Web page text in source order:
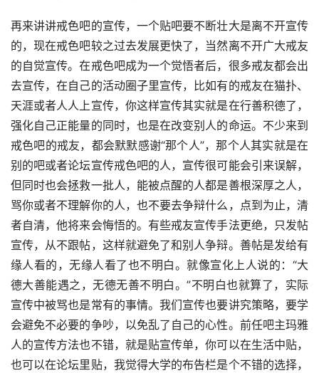
再来讲讲戒色吧的宣传，一个贴吧要不断壮大是离不开宣传
的，现在戒色吧较之过去发展更快了，当然离不开广大戒友
的自觉宣传。在戒色吧成为一个觉悟者后，很多戒友都会出
去宣传，在自己的活动圈子里宣传，比如有的戒友在猫扑、
天涯或者人人上宣传，你这样宣传其实就是在行善积德了，
强化自己正能量的同时，也是在改变别人的命运。不少来到
戒色吧的戒友，都会默默感谢“那个人”，那个人其实就是在
别的吧或者论坛宣传戒色吧的人，宣传很可能会引来误解，
但同时也会拯救一批人，能被点醒的人都是善根深厚之人，
骂你或者不理解你的人，也不要去争辩什么，点到为止，清
者自清，他将来会悔悟的。有些戒友宣传手法更绝，只发帖
宣传，从不跟帖，这样就避免了和别人争辩。善帖是发给有
缘人看的，无缘人看了也不明白。就像宣化上人说的：“大
德大善能遇之，无德无善不明白。”不明白也就算了，实际
宣传中被骂也是常有的事情。我们宣传也要讲究策略，要学
会避免不必要的争吵，以免乱了自己的心性。前任吧主玛雅
人的宣传方法也不错，就是贴宣传单，你可以在生活中贴，
也可以在论坛里贴，我觉得大学的布告栏是个不错的选择，